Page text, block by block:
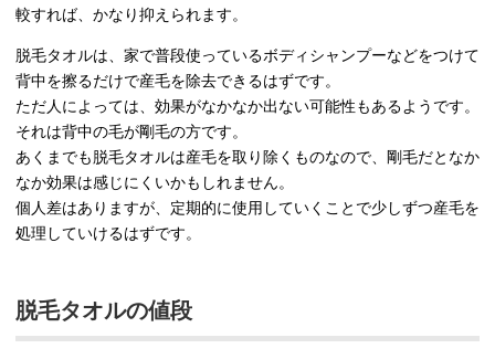
較すれば、かなり抑えられます。
脱毛タオルは、家で普段使っているボディシャンプーなどをつけて
背中を擦るだけで産毛を除去できるはずです。
ただ人によっては、効果がなかなか出ない可能性もあるようです。
それは背中の毛が剛毛の方です。
あくまでも脱毛タオルは産毛を取り除くものなので、剛毛だとなか
なか効果は感じにくいかもしれません。
個人差はありますが、定期的に使用していくことで少しずつ産毛を
処理していけるはずです。
脱毛タオルの値段